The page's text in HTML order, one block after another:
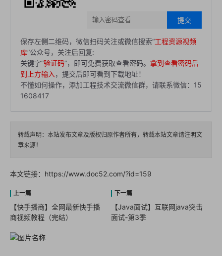
提交
保存左侧二维码，微信扫码关注或微信搜索“工程资源视频
库”公众号，关注后回复:
关键字“验证码”，即可免费获取查看密码。 拿到查看密码后
到上方输入 ，提交后即可看到下载地址！
不懂如何操作，添加工程技术交流微信群，请联系微信：15
1608417
转载声明：本站发布文章及版权归原作者所有，转载本站文章请注明文
章来源！
本文链接： https://www.doc52.com/?id=159
【快手播商】全网最新快手播
商视频教程（完结）
【Java面试】互联网java突击
面试-第3季